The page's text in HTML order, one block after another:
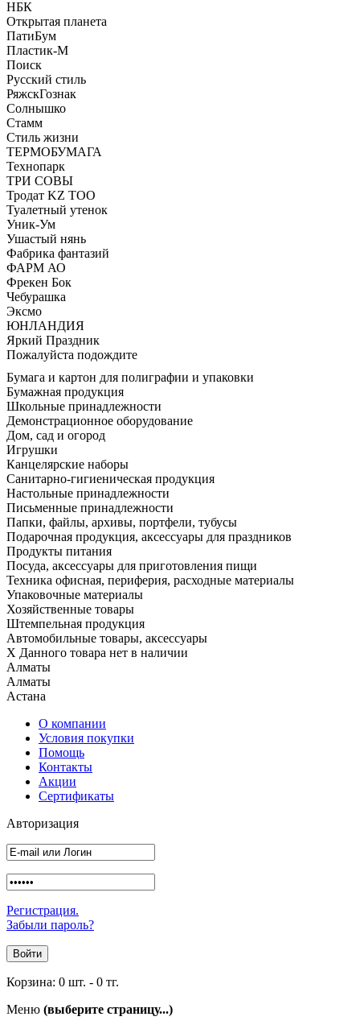
НБК
Открытая планета
ПатиБум
Пластик-М
Поиск
Русский стиль
РяжскГознак
Солнышко
Стамм
Стиль жизни
ТЕРМОБУМАГА
Технопарк
ТРИ СОВЫ
Тродат KZ ТОО
Туалетный утенок
Уник-Ум
Ушастый нянь
Фабрика фантазий
ФАРМ АО
Фрекен Бок
Чебурашка
Эксмо
ЮНЛАНДИЯ
Яркий Праздник
Пожалуйста подождите
Бумага и картон для полиграфии и упаковки
Бумажная продукция
Школьные принадлежности
Демонстрационное оборудование
Дом, сад и огород
Игрушки
Канцелярские наборы
Санитарно-гигиеническая продукция
Настольные принадлежности
Письменные принадлежности
Папки, файлы, архивы, портфели, тубусы
Подарочная продукция, аксессуары для праздников
Продукты питания
Посуда, аксессуары для приготовления пищи
Техника офисная, периферия, расходные материалы
Упаковочные материалы
Хозяйственные товары
Штемпельная продукция
Автомобильные товары, аксессуары
X Данного товара нет в наличии
Алматы
Алматы
Астана
О компании
Условия покупки
Помощь
Контакты
Акции
Сертификаты
Авторизация
Регистрация.
Забыли пароль?
Корзина: 0 шт. - 0 тг.
Меню (выберите страницу...)